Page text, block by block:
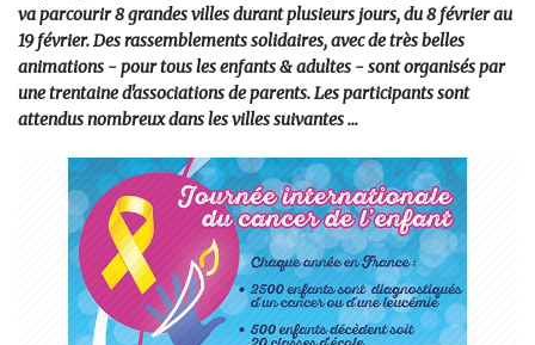
va parcourir 8 grandes villes durant plusieurs jours, du 8 février au
19 février. Des rassemblements solidaires, avec de très belles
animations - pour tous les enfants & adultes - sont organisés par
une trentaine d'associations de parents. Les participants sont
attendus nombreux dans les villes suivantes ...